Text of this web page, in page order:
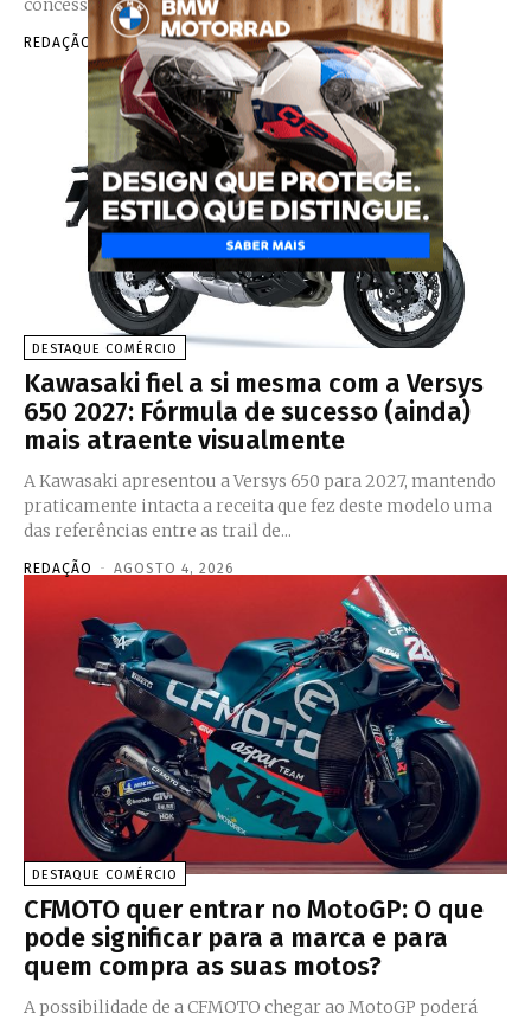
concessionários. Concebida para privilegiar a...
REDAÇÃO AGOSTO 5, 2026
DESTAQUE COMÉRCIO
Kawasaki fiel a si mesma com a Versys
650 2027: Fórmula de sucesso (ainda)
mais atraente visualmente
A Kawasaki apresentou a Versys 650 para 2027, mantendo
praticamente intacta a receita que fez deste modelo uma
das referências entre as trail de...
REDAÇÃO - AGOSTO 4, 2026
DESTAQUE COMÉRCIO
CFMOTO quer entrar no MotoGP: O que
pode significar para a marca e para
quem compra as suas motos?
A possibilidade de a CFMOTO chegar ao MotoGP poderá